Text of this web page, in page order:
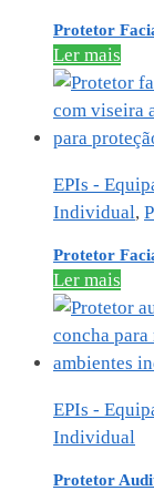
Protetor
Ler mais
EPIs -
Individual,
Protetor
Ler mais
EPIs -
Individual
Protetor